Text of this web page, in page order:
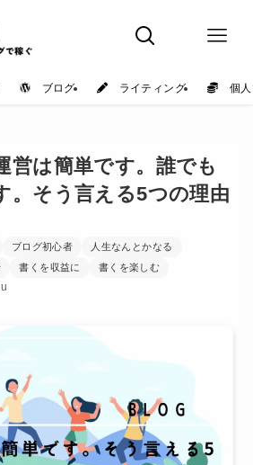
ブログ ライティング 個人
営は簡単です。誰でも
。そう言える5つの理由
ブログ初心者
人生なんとかなる
書くを収益に 書くを楽しむ